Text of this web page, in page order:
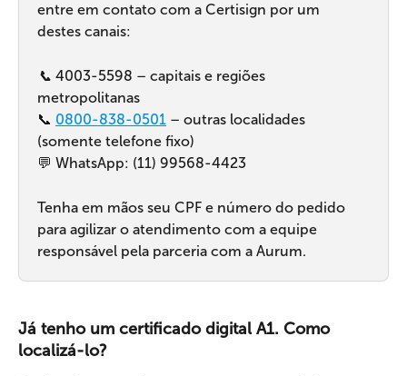
entre em contato com a Certisign por um
destes canais:
📞 4003-5598 – capitais e regiões
metropolitanas
📞 0800-838-0501 – outras localidades
(somente telefone fixo)
💬 WhatsApp: (11) 99568-4423
Tenha em mãos seu CPF e número do pedido
para agilizar o atendimento com a equipe
responsável pela parceria com a Aurum.
Já tenho um certificado digital A1. Como
localizá-lo?